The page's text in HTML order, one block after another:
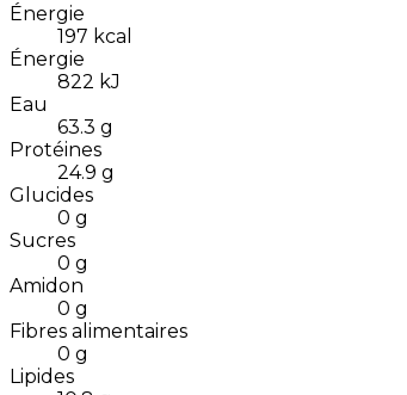
Énergie
197 kcal
Énergie
822 kJ
Eau
63.3 g
Protéines
24.9 g
Glucides
0 g
Sucres
0 g
Amidon
0 g
Fibres alimentaires
0 g
Lipides